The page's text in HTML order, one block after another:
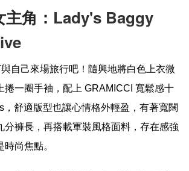
角： Lady's Baggy
自己來場旅行吧！隨興地將白色上衣微
捲一圈手袖，配上 GRAMICCI 寬鬆感十
，舒適版型也讓心情格外輕盈，有著寬闊
分褲長，再搭載軍裝風格面料，存在感強
尚焦點。